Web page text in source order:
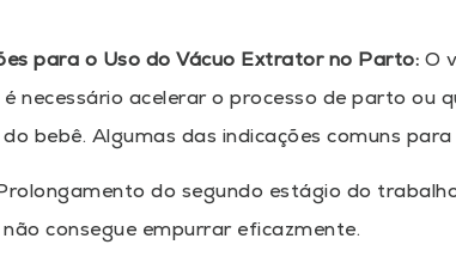
para o Uso do Vácuo Extrator no Parto: O
necessário acelerar o processo de parto ou
bebê. Algumas das indicações comuns
do segundo estágio do
não consegue empurrar eficazmente.